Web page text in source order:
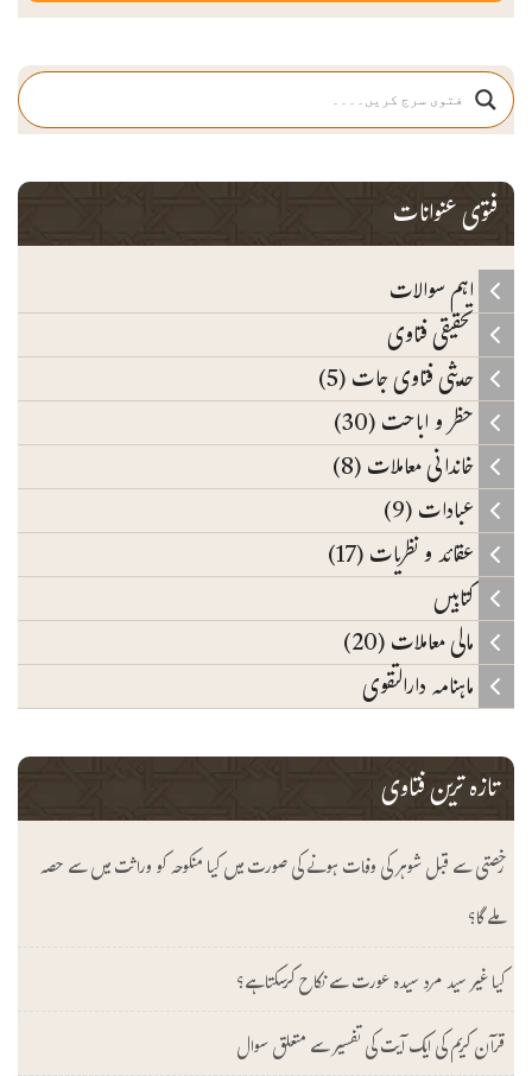
فتوی عنوانات
اہم سوالات
تحقیقی فتاوی
حدیثی فتاوی جات (5)
حظر و اباحت (30)
خاندانی معاملات (8)
عبادات (9)
عقائد و نظریات (17)
کتابیں
مالی معاملات (20)
ماہنامہ دارالتقوی
تازہ ترین فتاوی
رخصتی سے قبل شوہر کی وفات ہونے کی صورت میں کیا منکوحہ کو وراثت میں سے حصہ
ملے گا؟
کیا غیر سید مرد سیدہ عورت سے نکاح کرسکتا ہے؟
قرآن کریم کی ایک آیت کی تفسیر سے متعلق سوال